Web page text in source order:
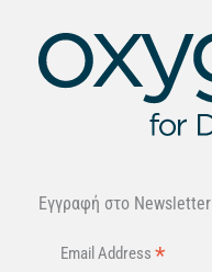
Εγγραφή στo Newsletter
Email Address *